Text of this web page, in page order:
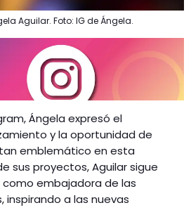
Aguilar. Foto: IG de Ángela.
Ángela expresó el
y la oportunidad de
emblemático en esta
sus proyectos, Aguilar sigue
embajadora de las
inspirando a las nuevas